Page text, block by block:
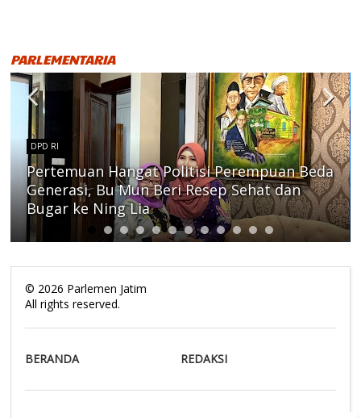
PARLEMENTARIA
DPD RI
Pertemuan Hangat Politisi Perempuan Beda
Generasi, Bu Mun Beri Resep Sehat dan
Bugar ke Ning Lia
© 2026 Parlemen Jatim
All rights reserved.
BERANDA REDAKSI